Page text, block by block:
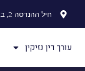
חיל ההנדסה 2, באר שבע
עורך דין נזיקין